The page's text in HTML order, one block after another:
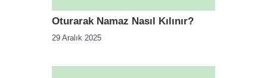
Oturarak Namaz Nasıl Kılınır?
29 Aralık 2025